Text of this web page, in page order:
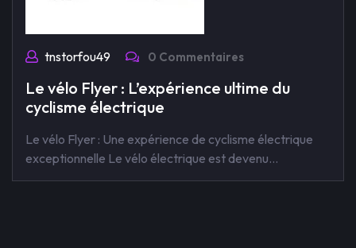
tnstorfou49 0 Commentaires
Le vélo Flyer : L’expérience ultime du
cyclisme électrique
Le vélo Flyer : Une expérience de cyclisme électrique
exceptionnelle Le vélo électrique est devenu…